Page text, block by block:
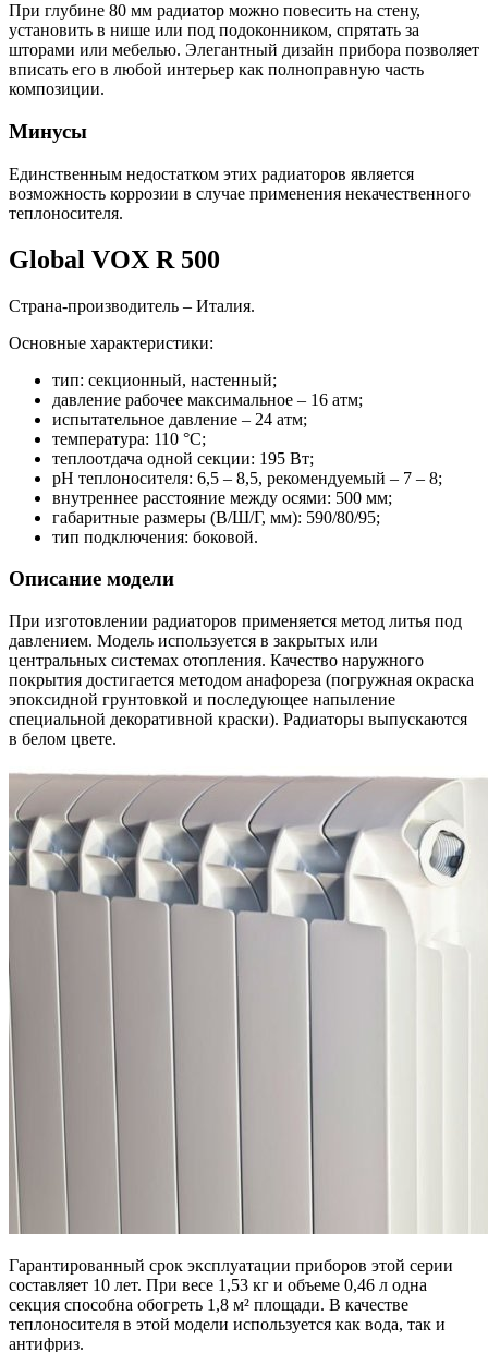
При глубине 80 мм радиатор можно повесить на стену,
установить в нише или под подоконником, спрятать за
шторами или мебелью. Элегантный дизайн прибора позволяет
вписать его в любой интерьер как полноправную часть
композиции.
Минусы
Единственным недостатком этих радиаторов является
возможность коррозии в случае применения некачественного
теплоносителя.
Global VOX R 500
Страна-производитель – Италия.
Основные характеристики:
тип: секционный, настенный;
давление рабочее максимальное – 16 атм;
испытательное давление – 24 атм;
температура: 110 °С;
теплоотдача одной секции: 195 Вт;
pH теплоносителя: 6,5 – 8,5, рекомендуемый – 7 – 8;
внутреннее расстояние между осями: 500 мм;
габаритные размеры (В/Ш/Г, мм): 590/80/95;
тип подключения: боковой.
Описание модели
При изготовлении радиаторов применяется метод литья под
давлением. Модель используется в закрытых или
центральных системах отопления. Качество наружного
покрытия достигается методом анафореза (погружная окраска
эпоксидной грунтовкой и последующее напыление
специальной декоративной краски). Радиаторы выпускаются
в белом цвете.
Гарантированный срок эксплуатации приборов этой серии
составляет 10 лет. При весе 1,53 кг и объеме 0,46 л одна
секция способна обогреть 1,8 м² площади. В качестве
теплоносителя в этой модели используется как вода, так и
антифриз.